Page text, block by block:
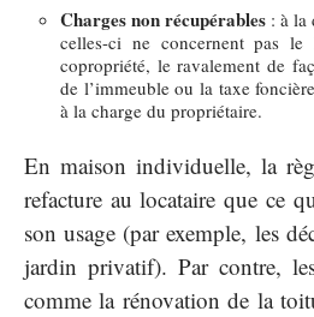
Charges non récupérables : à la
celles-ci ne concernent pas
copropriété, le ravalement de
de l’immeuble ou la taxe
à la charge du propriétaire.
En maison individuelle, la
refacture au locataire que ce
son usage (par exemple, les
jardin privatif). Par contre,
comme la rénovation de la